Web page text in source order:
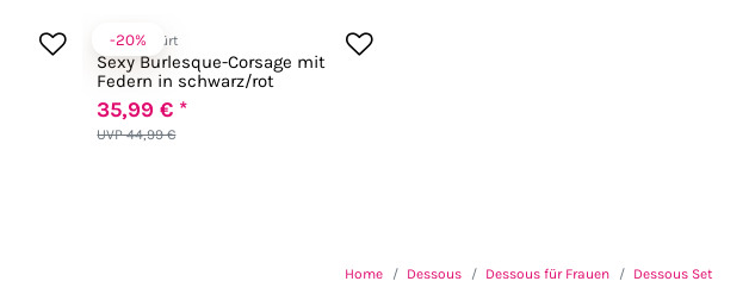
-20%
Zugeschnürt
Sexy Burlesque-Corsage mit
Federn in schwarz/rot
UVP 44,99 €
35,99 € *
Home Dessous Dessous für Frauen Dessous Set